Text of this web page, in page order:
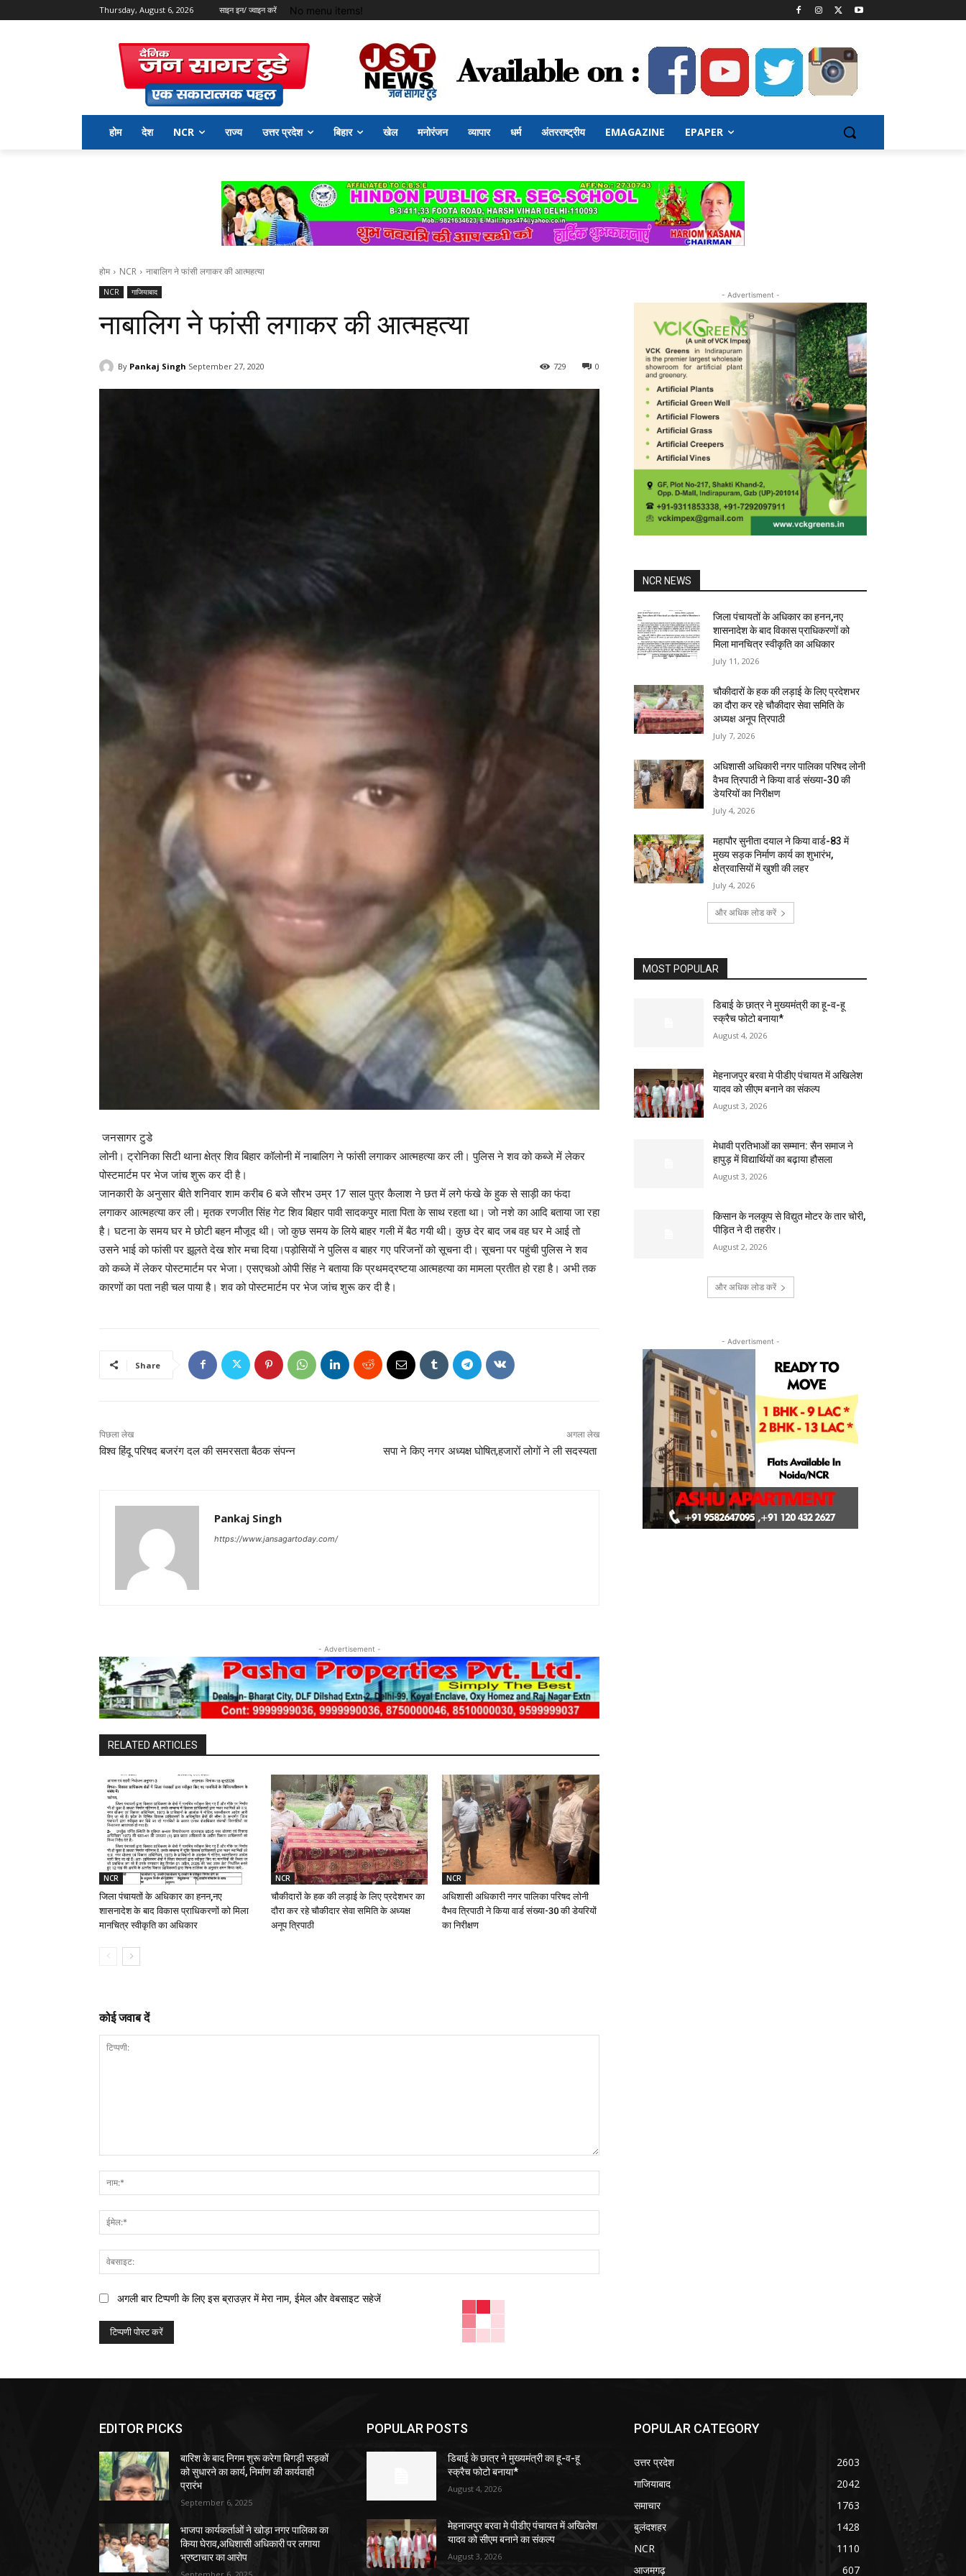
Thursday, August 6, 2026 साइन इन/ ज्वाइन करें No menu items!
होम देश NCR राज्य उत्तर प्रदेश बिहार खेल मनोरंजन व्यापार धर्म अंतरराष्ट्रीय EMAGAZINE EPAPER
होम NCR नाबालिग ने फांसी लगाकर की आत्महत्या
NCR गाजियाबाद
नाबालिग ने फांसी लगाकर की आत्महत्या
By Pankaj Singh September 27, 2020 0
729
जनसागर टुडे
लोनी। ट्रोनिका सिटी थाना क्षेत्र शिव बिहार कॉलोनी में नाबालिग ने फांसी लगाकर आत्महत्या कर ली। पुलिस ने शव को कब्जे में लेकर
पोस्टमार्टम पर भेज जांच शुरू कर दी है।
जानकारी के अनुसार बीते शनिवार शाम करीब 6 बजे सौरभ उम्र 17 साल पुत्र कैलाश ने छत में लगे फंखे के हुक से साड़ी का फंदा
लगाकर आत्महत्या कर ली। मृतक रणजीत सिंह गेट शिव बिहार पावी सादकपुर माता पिता के साथ रहता था। जो नशे का आदि बताया जा रहा
है। घटना के समय घर मे छोटी बहन मौजूद थी। जो कुछ समय के लिये बाहर गली में बैठ गयी थी। कुछ देर बाद जब वह घर मे आई तो
उसने भाई को फांसी पर झूलते देख शोर मचा दिया।पड़ोसियों ने पुलिस व बाहर गए परिजनों को सूचना दी। सूचना पर पहुंची पुलिस ने शव
को कब्जे में लेकर पोस्टमार्टम पर भेजा। एसएचओ ओपी सिंह ने बताया कि प्रथमद्रष्टया आत्महत्या का मामला प्रतीत हो रहा है। अभी तक
कारणों का पता नही चल पाया है। शव को पोस्टमार्टम पर भेज जांच शुरू कर दी है।
Share
पिछला लेख
विश्व हिंदू परिषद बजरंग दल की समरसता बैठक संपन्न
अगला लेख
सपा ने किए नगर अध्यक्ष घोषित,हजारों लोगों ने ली सदस्यता
Pankaj Singh
https://www.jansagartoday.com/
- Advertisement -
RELATED ARTICLES
NCR
जिला पंचायतों के अधिकार का हनन,नए
शासनादेश के बाद विकास प्राधिकरणों को मिला
मानचित्र स्वीकृति का अधिकार
NCR
चौकीदारों के हक की लड़ाई के लिए प्रदेशभर का
दौरा कर रहे चौकीदार सेवा समिति के अध्यक्ष
अनूप त्रिपाठी
NCR
अधिशासी अधिकारी नगर पालिका परिषद लोनी
वैभव त्रिपाठी ने किया वार्ड संख्या-30 की डेयरियों
का निरीक्षण
कोई जवाब दें
अगली बार टिप्पणी के लिए इस ब्राउज़र में मेरा नाम, ईमेल और वेबसाइट सहेजें
- Advertisment -
NCR NEWS
जिला पंचायतों के अधिकार का हनन,नए
शासनादेश के बाद विकास प्राधिकरणों को
मिला मानचित्र स्वीकृति का अधिकार
July 11, 2026
चौकीदारों के हक की लड़ाई के लिए प्रदेशभर
का दौरा कर रहे चौकीदार सेवा समिति के
अध्यक्ष अनूप त्रिपाठी
July 7, 2026
अधिशासी अधिकारी नगर पालिका परिषद लोनी
वैभव त्रिपाठी ने किया वार्ड संख्या-30 की
डेयरियों का निरीक्षण
July 4, 2026
महापौर सुनीता दयाल ने किया वार्ड-83 में
मुख्य सड़क निर्माण कार्य का शुभारंभ,
क्षेत्रवासियों में खुशी की लहर
July 4, 2026
और अधिक लोड करें
MOST POPULAR
डिबाई के छात्र ने मुख्यमंत्री का हू-व-हू
स्क्रैच फोटो बनाया*
August 4, 2026
मेहनाजपुर बरवा मे पीडीए पंचायत में अखिलेश
यादव को सीएम बनाने का संकल्प
August 3, 2026
मेधावी प्रतिभाओं का सम्मान: सैन समाज ने
हापुड़ में विद्यार्थियों का बढ़ाया हौसला
August 3, 2026
किसान के नलकूप से विद्युत मोटर के तार चोरी,
पीड़ित ने दी तहरीर।
August 2, 2026
और अधिक लोड करें
- Advertisment -
EDITOR PICKS
बारिश के बाद निगम शुरू करेगा बिगड़ी सड़कों
को सुधारने का कार्य, निर्माण की कार्यवाही
प्रारंभ
September 6, 2025
भाजपा कार्यकर्ताओं ने खोड़ा नगर पालिका का
किया घेराव,अधिशासी अधिकारी पर लगाया
भ्रष्टाचार का आरोप
POPULAR POSTS
डिबाई के छात्र ने मुख्यमंत्री का हू-व-हू
स्क्रैच फोटो बनाया*
August 4, 2026
मेहनाजपुर बरवा मे पीडीए पंचायत में अखिलेश
यादव को सीएम बनाने का संकल्प
August 3, 2026
POPULAR CATEGORY
उत्तर प्रदेश
2603
गाजियाबाद
2042
समाचार
1763
बुलंदशहर
1428
NCR
1110
आजमगढ़
607